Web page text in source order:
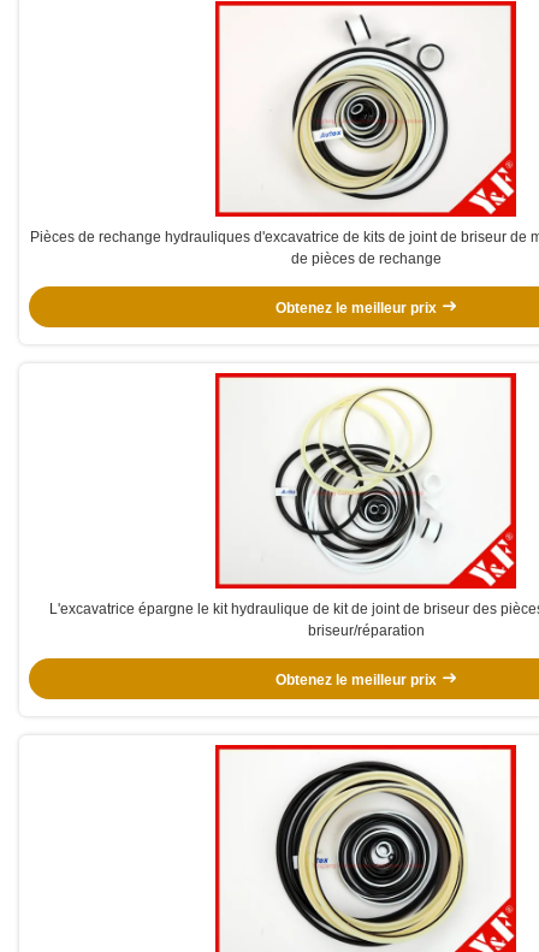
Pièces de rechange hydrauliques d'excavatrice de kits de joint de briseur de
de pièces de rechange
Obtenez le meilleur prix
L'excavatrice épargne le kit hydraulique de kit de joint de briseur des
briseur/réparation
Obtenez le meilleur prix